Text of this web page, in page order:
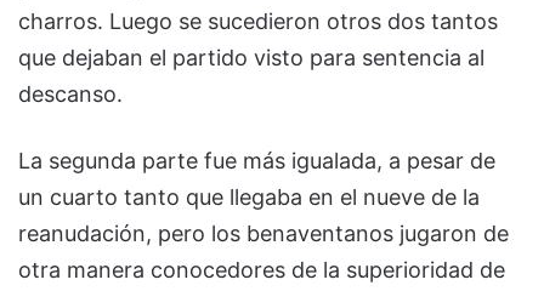
charros. Luego se sucedieron otros dos tantos
que dejaban el partido visto para sentencia al
descanso.
La segunda parte fue más igualada, a pesar de
un cuarto tanto que llegaba en el nueve de la
reanudación, pero los benaventanos jugaron de
otra manera conocedores de la superioridad de